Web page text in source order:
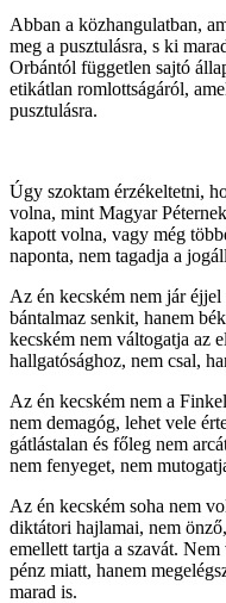
Abban a közhangulatban,
meg a pusztulásra, s ki
Orbántól független sajtó
etikátlan romlottságáról,
pusztulásra.
Úgy szoktam érzékeltetni,
volna, mint Magyar
kapott volna, vagy még
naponta, nem tagadja a
Az én kecském nem jár
bántalmaz senkit, hanem
kecském nem váltogatja az
hallgatósághoz, nem csal,
Az én kecském nem a
nem demagóg, lehet vele
gátlástalan és főleg nem
nem fenyeget, nem
Az én kecském soha nem
diktátori hajlamai, nem
emellett tartja a szavát.
pénz miatt, hanem
marad is.